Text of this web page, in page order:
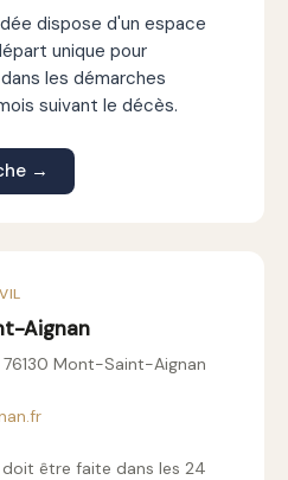
dispose d'un espace
unique pour
les démarches
suivant le décès.
→
Aignan
Mont-Saint-Aignan
être faite dans les 24